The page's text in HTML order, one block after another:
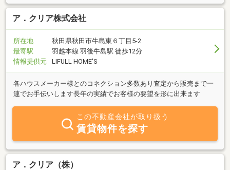
ア．クリア株式会社
所在地
秋田県秋田市牛島東６丁目5-2
最寄駅
羽越本線 羽後牛島駅 徒歩12分
情報提供元
LIFULL HOME'S
各ハウスメーカー様とのコネクション多数あり査定から販売まで一
連でお手伝いします長年の実績でお客様の要望を形に出来ます
この不動産会社が取り扱う
賃貸物件を探す
ア．クリア（株）